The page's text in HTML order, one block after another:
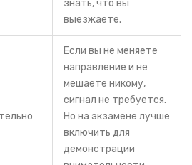
знать, что вы
выезжаете.
Если вы не меняете
направление и не
мешаете никому,
сигнал не требуется.
Но на экзамене лучше
включить для
демонстрации